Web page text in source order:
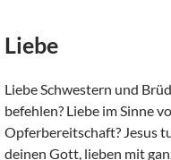
Liebe
Liebe Schwestern und
befehlen? Liebe im Sinne
Opferbereitschaft? Jesus
deinen Gott, lieben mit